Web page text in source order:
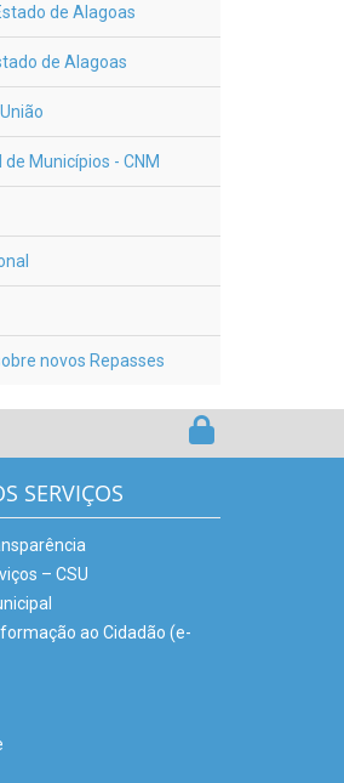
de Alagoas
de Alagoas
Municípios - CNM
novos Repasses
SERVIÇOS
– CSU
ao Cidadão (e-